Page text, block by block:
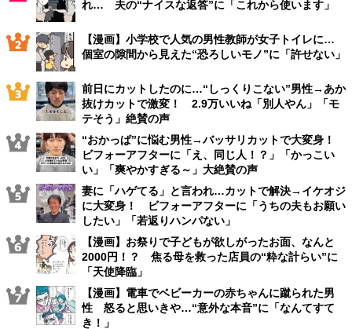
れ… 夫の“ナイスな返答”に「これから使います」
【漫画】小学校で人気の男性教師が女子トイレに…
個室の隙間から見えた“恐ろしいモノ”に「許せない」
前日にカットしたのに…“しっくりこない”男性→あか
抜けカットで激変！ 2.9万いいね「別人やん」「モ
テそう」絶賛の声
“おかっぱ”に悩む男性→バッサリカットで大変身！
ビフォーアフターに「え、同じ人！？」「かっこい
い」「爽やかすぎる～」大絶賛の声
妻に「ハゲてる」と言われ…カットで解決→イケオジ
に大変身！ ビフォーアフターに「うちの夫もお願い
したい」「若返りハンパない」
【漫画】お祭りで子どもが欲しがったお面、なんと
2000円！？ 焦る母を救った店員の“粋な計らい”に
「天使降臨」
【漫画】電車でベビーカーの赤ちゃんに蹴られた男
性 怒ると思いきや…“意外な本音”に「なんてすて
き！」